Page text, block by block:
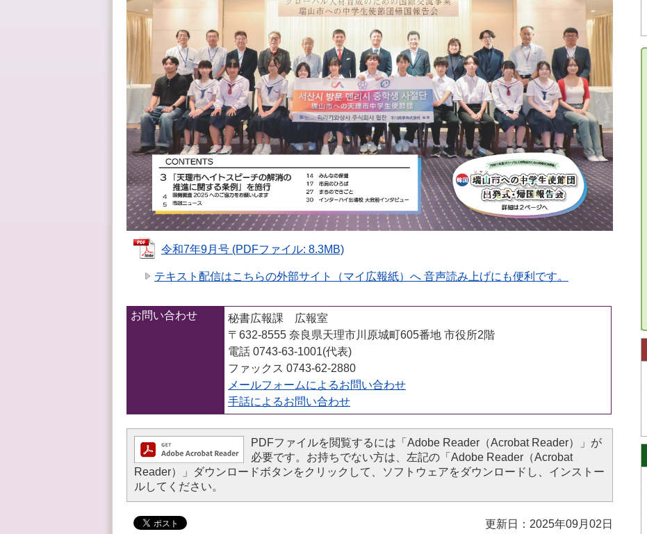
令和7年9月号 (PDFファイル: 8.3MB)
テキスト配信はこちらの外部サイト（マイ広報紙）へ 音声読み上げにも便利です。
お問い合わせ
秘書広報課 広報室
〒632-8555 奈良県天理市川原城町605番地 市役所2階
電話 0743-63-1001(代表)
ファックス 0743-62-2880
メールフォームによるお問い合わせ
手話によるお問い合わせ
PDFファイルを閲覧するには「Adobe Reader（Acrobat Reader）」が
必要です。お持ちでない方は、左記の「Adobe Reader（Acrobat
Reader）」ダウンロードボタンをクリックして、ソフトウェアをダウンロードし、インストー
ルしてください。
更新日：2025年09月02日